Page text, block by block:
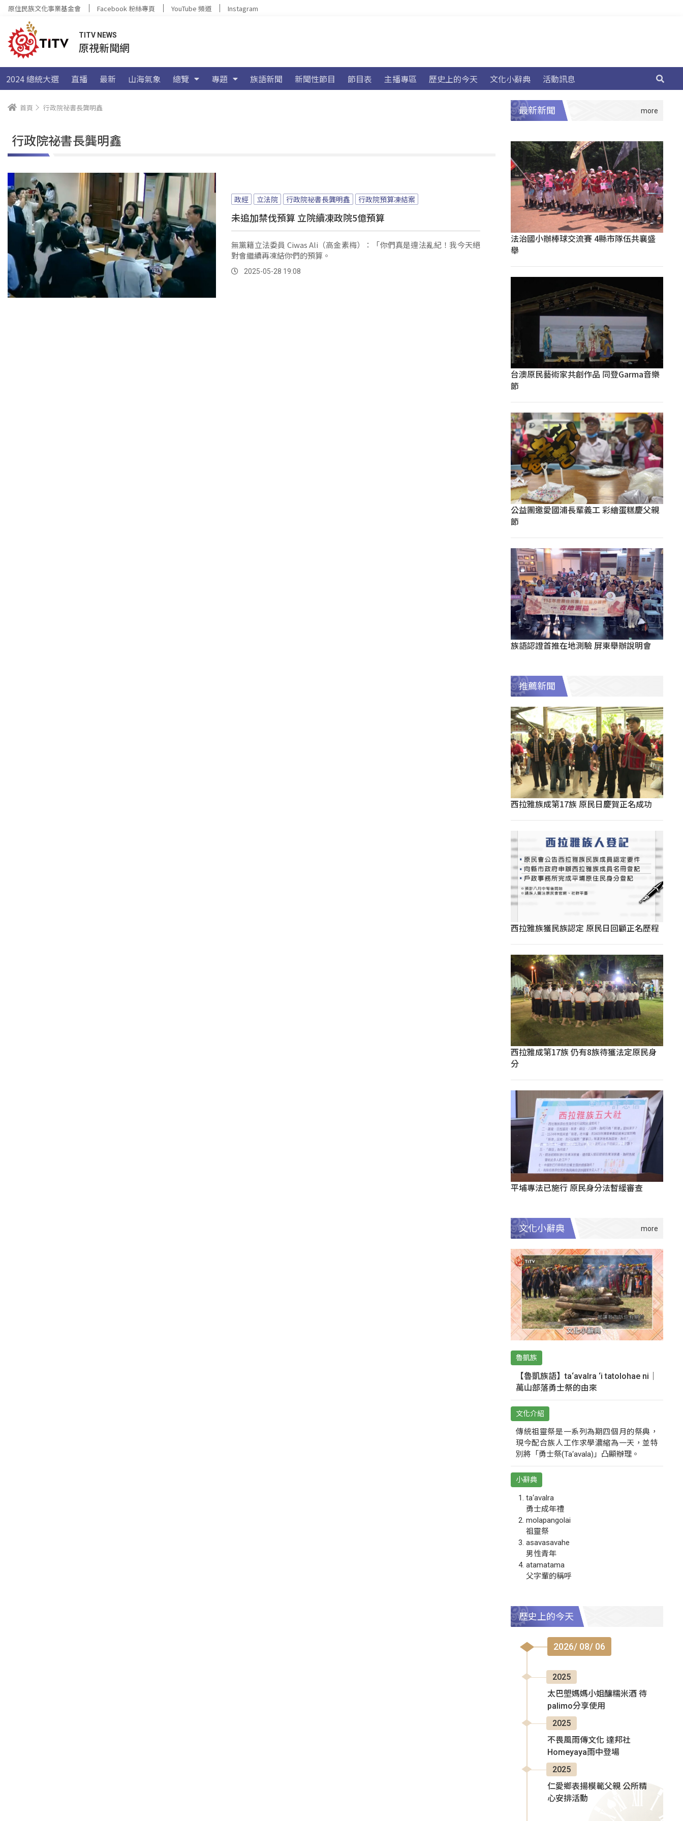
原住民族文化事業基金會 Facebook 粉絲專頁 YouTube 頻道 Instagram
TITV NEWS
原視新聞網
2024 總統大選 直播 最新 山海氣象 總覽 專題 族語新聞 新聞性節目 節目表 主播專區 歷史上的今天 文化小辭典 活動訊息
首頁 行政院祕書長龔明鑫
行政院祕書長龔明鑫
政經 立法院 行政院祕書長龔明鑫 行政院預算凍結案
未追加禁伐預算 立院續凍政院5億預算
無黨籍立法委員 Ciwas Ali（高金素梅）：「你們真是違法亂紀！我今天絕
對會繼續再凍結你們的預算。
2025-05-28 19:08
最新新聞
法治國小辦棒球交流賽 4縣市隊伍共襄盛
舉
台澳原民藝術家共創作品 同登Garma音樂
節
公益團邀愛國浦長輩義工 彩繪蛋糕慶父親
節
族語認證首推在地測驗 屏東舉辦說明會
推薦新聞
西拉雅族成第17族 原民日慶賀正名成功
西拉雅族獲民族認定 原民日回顧正名歷程
西拉雅成第17族 仍有8族待獲法定原民身
分
平埔專法已施行 原民身分法暫緩審查
文化小辭典
魯凱族
【魯凱族語】ta‘avalra ‘i tatolohae ni｜
萬山部落勇士祭的由來
文化介紹
傳統祖靈祭是一系列為期四個月的祭典，
現今配合族人工作求學濃縮為一天，並特
別將「勇士祭(Ta‘avala)」凸顯辦理。
小辭典
ta‘avalra
勇士成年禮
molapangolai
祖靈祭
asavasavahe
男性青年
atamatama
父字輩的稱呼
歷史上的今天
2026/ 08/ 06
2025
太巴塱媽媽小姐釀糯米酒 待
palimo分享使用
2025
不畏風雨傳文化 達邦社
Homeyaya雨中登場
2025
仁愛鄉表揚模範父親 公所精
心安排活動